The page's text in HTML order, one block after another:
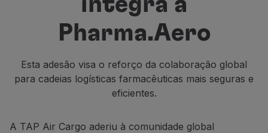
integra a
Pharma.Aero
Esta adesão visa o reforço da colaboração global
para cadeias logísticas farmacêuticas mais seguras e
eficientes.
A TAP Air Cargo aderiu à comunidade global